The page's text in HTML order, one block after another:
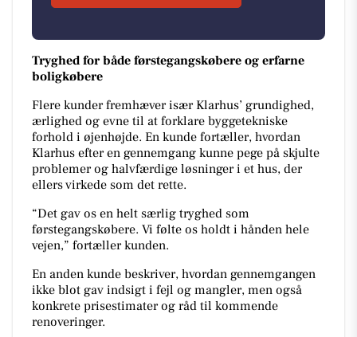
Tryghed for både førstegangskøbere og erfarne
boligkøbere
Flere kunder fremhæver især Klarhus’ grundighed,
ærlighed og evne til at forklare byggetekniske
forhold i øjenhøjde. En kunde fortæller, hvordan
Klarhus efter en gennemgang kunne pege på skjulte
problemer og halvfærdige løsninger i et hus, der
ellers virkede som det rette.
“Det gav os en helt særlig tryghed som
førstegangskøbere. Vi følte os holdt i hånden hele
vejen,” fortæller kunden.
En anden kunde beskriver, hvordan gennemgangen
ikke blot gav indsigt i fejl og mangler, men også
konkrete prisestimater og råd til kommende
renoveringer.